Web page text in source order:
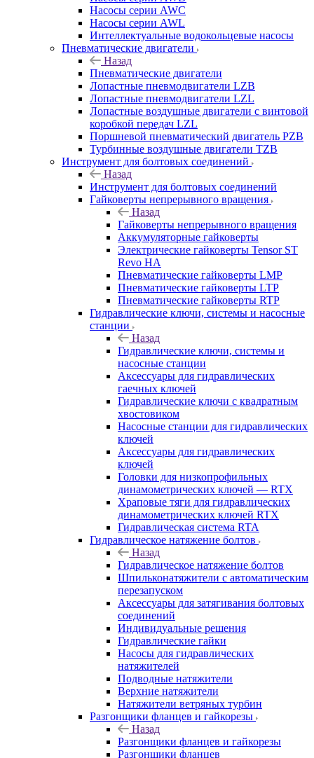
Насосы серии AWC
Насосы серии AWL
Интеллектуальные водокольцевые насосы
Пневматические двигатели
Назад
Пневматические двигатели
Лопастные пневмодвигатели LZB
Лопастные пневмодвигатели LZL
Лопастные воздушные двигатели с винтовой
коробкой передач LZL
Поршневой пневматический двигатель PZB
Турбинные воздушные двигатели TZB
Инструмент для болтовых соединений
Назад
Инструмент для болтовых соединений
Гайковерты непрерывного вращения
Назад
Гайковерты непрерывного вращения
Аккумуляторные гайковерты
Электрические гайковерты Tensor ST
Revo HA
Пневматические гайковерты LMP
Пневматические гайковерты LTP
Пневматические гайковерты RTP
Гидравлические ключи, системы и насосные
станции
Назад
Гидравлические ключи, системы и
насосные станции
Аксессуары для гидравлических
гаечных ключей
Гидравлические ключи с квадратным
хвостовиком
Насосные станции для гидравлических
ключей
Аксессуары для гидравлических
ключей
Головки для низкопрофильных
динамометрических ключей — RTX
Храповые тяги для гидравлических
динамометрических ключей RTX
Гидравлическая система RTA
Гидравлическое натяжение болтов
Назад
Гидравлическое натяжение болтов
Шпильконатяжители с автоматическим
перезапуском
Аксессуары для затягивания болтовых
соединений
Индивидуальные решения
Гидравлические гайки
Насосы для гидравлических
натяжителей
Подводные натяжители
Верхние натяжители
Натяжители ветряных турбин
Разгонщики фланцев и гайкорезы
Назад
Разгонщики фланцев и гайкорезы
Разгонщики фланцев